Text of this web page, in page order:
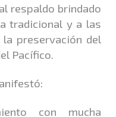
respaldo brindado
tradicional y a las
la preservación del
Pacífico.
con mucha